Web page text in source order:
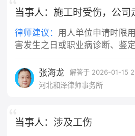
记录这些证据准备好。
律师建议： 用人单位申请时限
害发生之日或职业病诊断、鉴
殊情况，经社保部门同意，可
位未在规定时限内申请，期间
亲属、工会组织可在事故伤害
张海龙 解答于 2026-01-15
河北和泽律师事务所
当事人：涉及工伤